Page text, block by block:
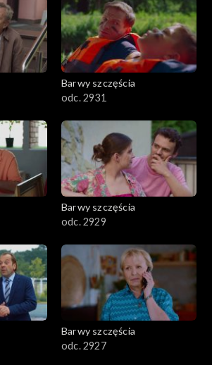
Barwy szczęścia
odc. 2931
Barwy szczęścia
odc. 2929
Barwy szczęścia
odc. 2927